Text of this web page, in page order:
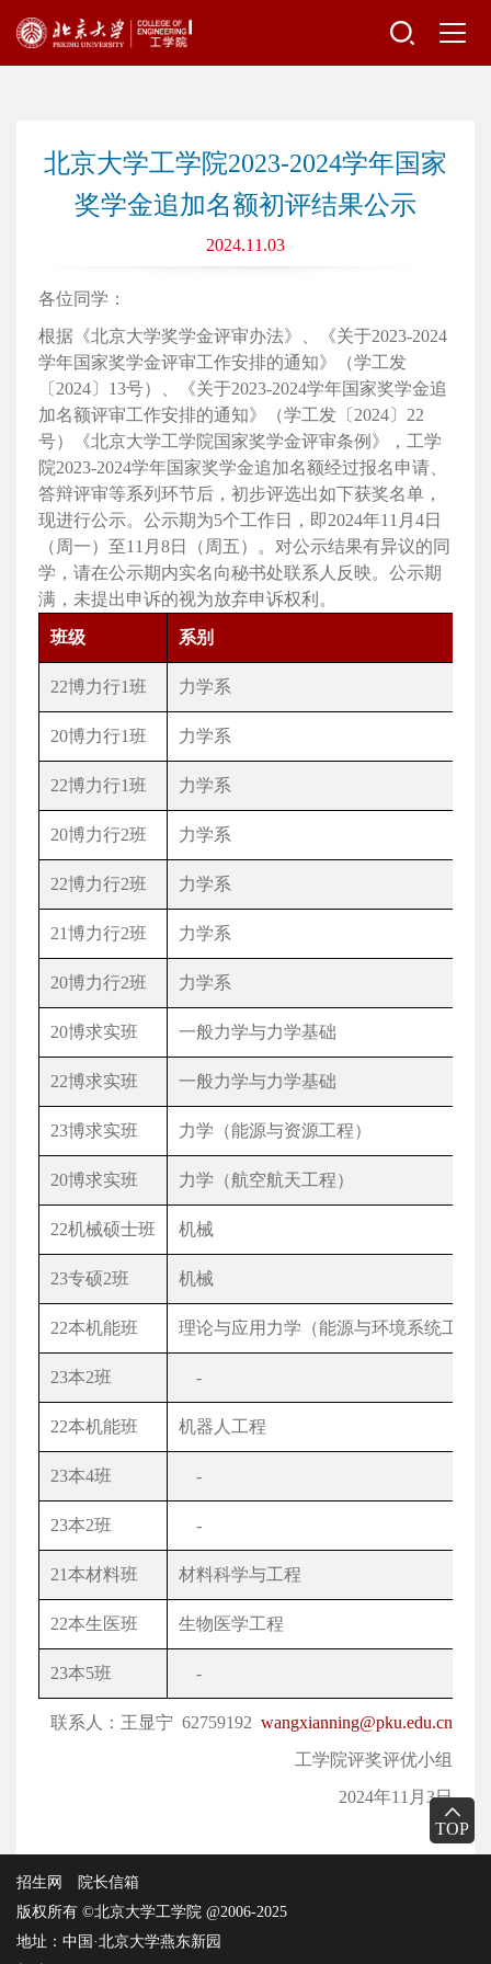
TOP
北京大学工学院2023-2024学年国家
奖学金追加名额初评结果公示
2024.11.03
各位同学：
根据《北京大学奖学金评审办法》、《关于2023-2024
学年国家奖学金评审工作安排的通知》（学工发
〔 2024〕 13号）、《关于2023-2024学年国家奖学金追
加名额评审工作安排的通知》（学工发〔 2024〕 22
号）《北京大学工学院国家奖学金评审条例》，工学
院2023-2024学年国家奖学金追加名额经过报名申请、
答辩评审等系列环节后，初步评选出如下获奖名单，
现进行公示。公示期为5个工作日，即2024年11 月 4日
（周一）至11 月 8日（周五）。对公示结果有异议的同
学，请在公示期内实名向秘书处联系人反映。公示期
满，未提出申诉的视为放弃申诉权利。
班级 系别
22博力行1班 力学系
20博力行1班 力学系
22博力行1班 力学系
20博力行2班 力学系
22博力行2班 力学系
21博力行2班 力学系
20博力行2班 力学系
20博求实班 一般力学与力学基础
22博求实班 一般力学与力学基础
23博求实班 力学（能源与资源工程）
20博求实班 力学（航空航天工程）
22机械硕士班 机械
23专硕2班 机械
22本机能班 理论与应用力学（能源与环境系统工程
23本2班 -
22本机能班 机器人工程
23本4班 -
23本2班 -
21本材料班 材料科学与工程
22本生医班 生物医学工程
23本5班 -
联系人：王显宁 62759192 wangxianning@pku.edu.cn
工学院评奖评优小组
2024年11 月 3日
招生网
院长信箱
版权所有 ©北京大学工学院 @2006-2025
地址：中国·北京大学燕东新园